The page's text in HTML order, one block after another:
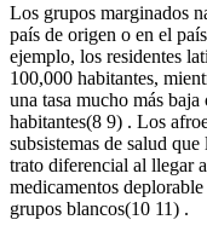
Los grupos marginados
país de origen o en el
ejemplo, los residentes
100,000 habitantes,
una tasa mucho más
habitantes(8 9) . Los
subsistemas de salud
trato diferencial al llegar
medicamentos
grupos blancos(10 11) .